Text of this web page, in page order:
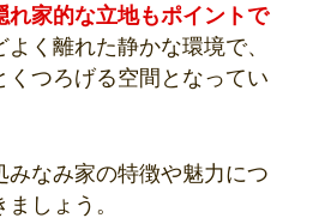
れ家的な立地もポイントで
く離れた静かな環境で、
くつろげる空間となってい
みなみ家の特徴や魅力につ
しょう。